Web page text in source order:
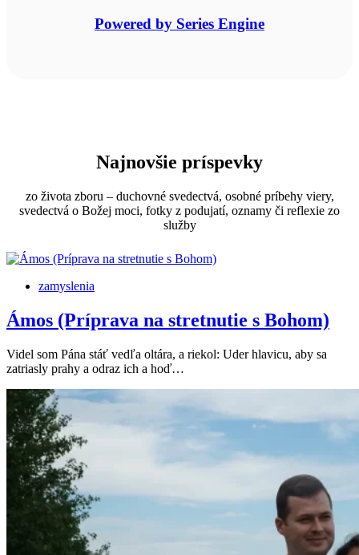
Powered by Series Engine
Najnovšie príspevky
zo života zboru – duchovné svedectvá, osobné príbehy viery,
svedectvá o Božej moci, fotky z podujatí, oznamy či reflexie zo
služby
zamyslenia
Ámos (Príprava na stretnutie s Bohom)
Videl som Pána stáť vedľa oltára, a riekol: Uder hlavicu, aby sa
zatriasly prahy a odraz ich a hoď…